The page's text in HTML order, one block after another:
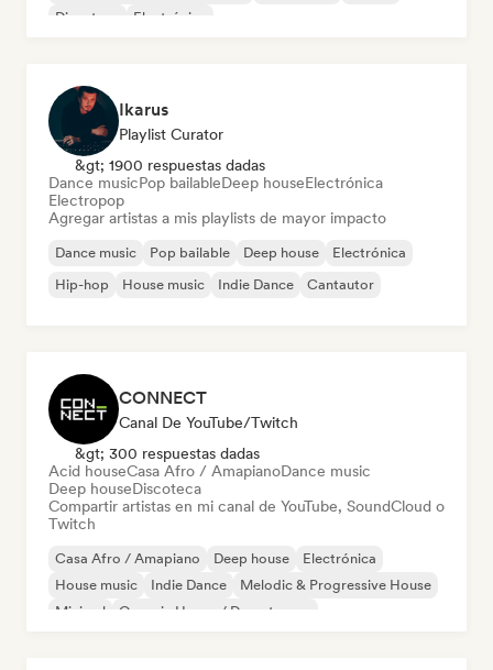
Discoteca
Electrónica
Ikarus
Playlist Curator
&gt; 1900 respuestas dadas
Dance musicPop bailableDeep houseElectrónica
Electropop
Agregar artistas a mis playlists de mayor impacto
Dance music Pop bailable Deep house
Electrónica
Hip-hop
House music Indie Dance Cantautor
CONNECT
Canal De YouTube/Twitch
&gt; 300 respuestas dadas
Acid houseCasa Afro / AmapianoDance music
Deep houseDiscoteca
Compartir artistas en mi canal de YouTube, SoundCloud o
Twitch
Casa Afro / Amapiano Deep house
Electrónica
House music
Indie Dance
Melodic & Progressive House
Minimal
Organic House / Downtempo